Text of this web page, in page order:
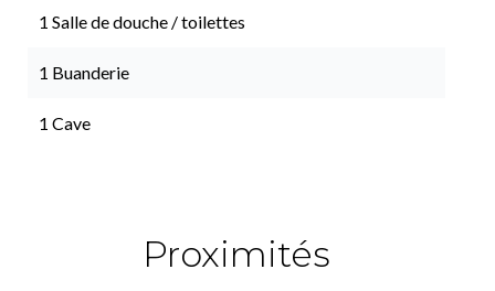
1 Salle de douche / toilettes
1 Buanderie
1 Cave
Proximités